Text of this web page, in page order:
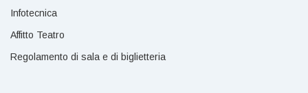
Infotecnica
Affitto Teatro
Regolamento di sala e di biglietteria